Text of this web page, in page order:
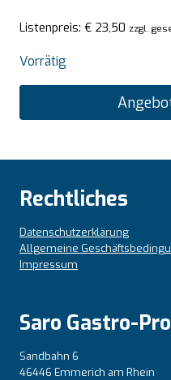
Listenpreis: € 23,50 zzgl.
Vorrätig
Rechtliches
Datenschutzerklärung
Allgemeine
Impressum
Saro Gastro-
Sandbahn 6
46446 Emmerich am Rhein